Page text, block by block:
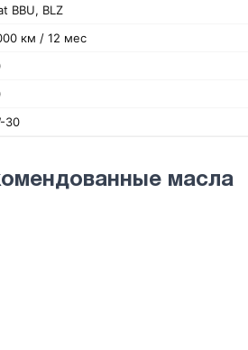
BBU, BLZ
км / 12 мес
30
масла